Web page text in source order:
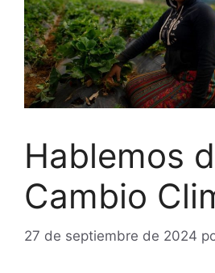
Hablemos
Cambio
27 de septiembre de 2024